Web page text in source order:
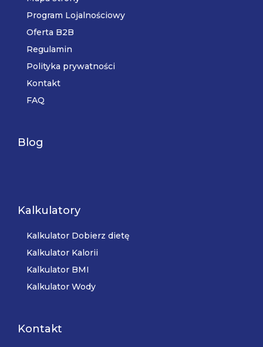
Program Lojalnościowy
Oferta B2B
Regulamin
Polityka prywatności
Kontakt
FAQ
Blog
Kalkulatory
Kalkulator Dobierz dietę
Kalkulator Kalorii
Kalkulator BMI
Kalkulator Wody
Kontakt